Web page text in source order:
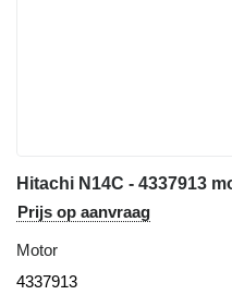
Prijs op aanvraag
Motor
4337913